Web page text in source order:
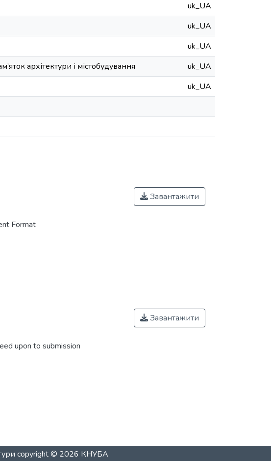
uk_UA
uk_UA
uk_UA
архітектури і містобудування
uk_UA
uk_UA
Format
Завантажити
upon to submission
Завантажити
copyright © 2026 КНУБА